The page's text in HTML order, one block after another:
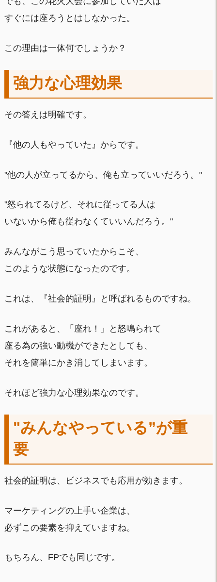
すぐには座ろうとはしなかった。
この理由は一体何でしょうか？
強力な心理効果
その答えは明確です。
『他の人もやっていた』からです。
"他の人が立ってるから、俺も立っていいだろう。"
"怒られてるけど、それに従ってる人は
いないから俺も従わなくていいんだろう。"
みんながこう思っていたからこそ、
このような状態になったのです。
これは、『社会的証明』と呼ばれるものですね。
これがあると、「座れ！」と怒鳴られて
座る為の強い動機ができたとしても、
それを簡単にかき消してしまいます。
それほど強力な心理効果なのです。
"みんなやっている”が重
要
社会的証明は、ビジネスでも応用が効きます。
マーケティングの上手い企業は、
必ずこの要素を抑えていますね。
もちろん、FPでも同じです。